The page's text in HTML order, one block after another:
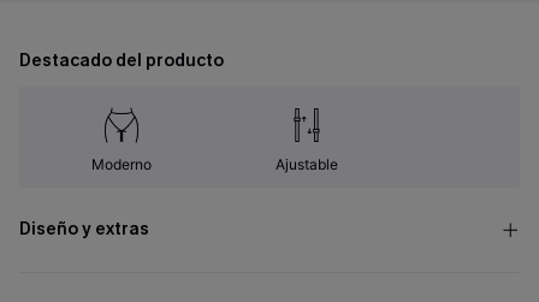
Destacado del producto
Moderno Ajustable
Diseño y extras